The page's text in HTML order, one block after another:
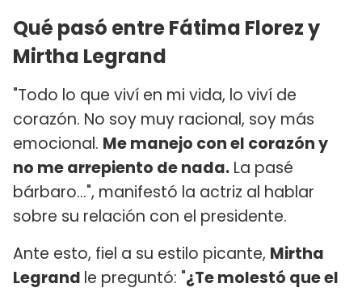
Qué pasó entre Fátima Florez y
Mirtha Legrand
"Todo lo que viví en mi vida, lo viví de
corazón. No soy muy racional, soy más
emocional. Me manejo con el corazón y
no me arrepiento de nada. La pasé
bárbaro...", manifestó la actriz al hablar
sobre su relación con el presidente.
Ante esto, fiel a su estilo picante, Mirtha
Legrand le preguntó: "¿Te molestó que el